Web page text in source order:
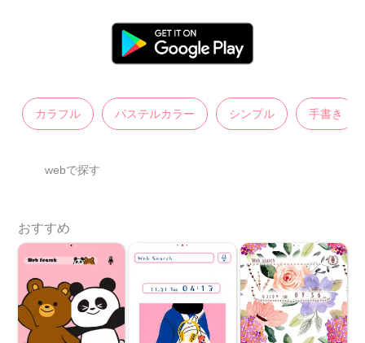
カラフル パステルカラー シンプル 手書き
webで探す
おすすめ